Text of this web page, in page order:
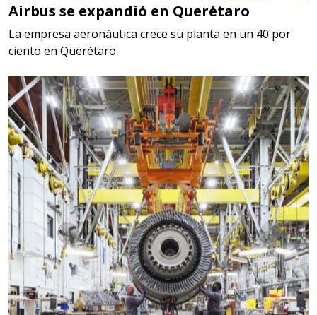
Airbus se expandió en Querétaro
La empresa aeronáutica crece su planta en un 40 por
ciento en Querétaro